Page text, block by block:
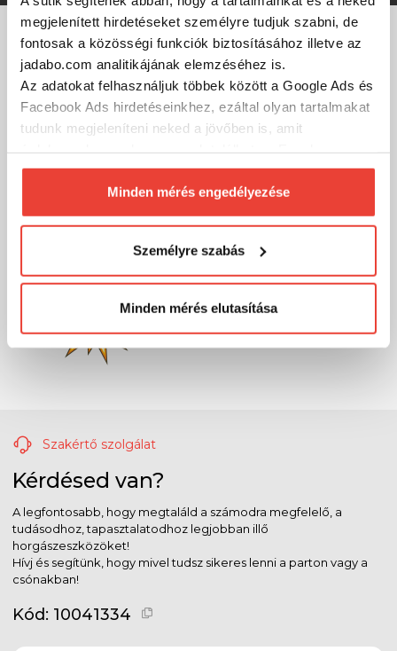
megjelenített hirdetéseket személyre tudjuk szabni, de
fontosak a közösségi funkciók biztosításához illetve az
jadabo.com analitikájának elemzéséhez is.
Az adatokat felhasználjuk többek között a Google Ads és
Facebook Ads hirdetéseinkhez, ezáltal olyan tartalmakat
tudunk megjeleníteni neked a jövőben is, amit
biztosításához arra kérünk, hogy engedd meg
számunkra minden mérés használatát.
Természetesensoha semmilyen formában nem fogunk
megváltoztathatod a döntésed ezzel kapcsolatban.
Előre is köszönjük!
Minden mérés engedélyezése
Személyre szabás
Minden mérés elutasítása
MÁRKÁINK
Szakértő szolgálat
Kérdésed van?
A legfontosabb, hogy megtaláld a számodra megfelelő, a
tudásodhoz, tapasztalatodhoz legjobban illő
horgászeszközöket!
Hívj és segítünk, hogy mivel tudsz sikeres lenni a parton vagy a
csónakban!
Kód: 10041334